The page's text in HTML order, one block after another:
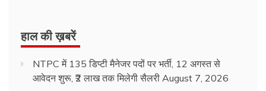
हाल की ख़बरें
NTPC में 135 डिप्टी मैनेजर पदों पर भर्ती, 12 अगस्त से
आवेदन शुरू, ₹2 लाख तक मिलेगी सैलरी August 7, 2026